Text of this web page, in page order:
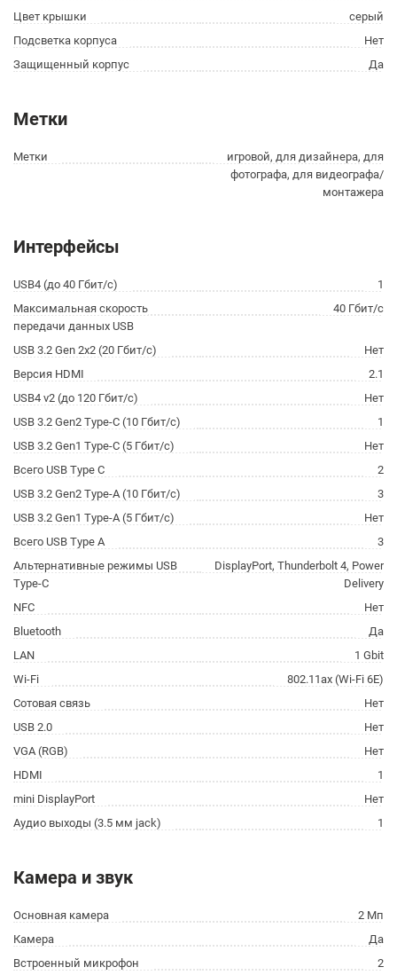
Цвет крышки
серый
Подсветка корпуса
Нет
Защищенный корпус
Да
Метки
Метки
игровой, для дизайнера, для
фотографа, для видеографа/
монтажера
Интерфейсы
USB4 (до 40 Гбит/с)
1
Максимальная скорость
передачи данных USB
40 Гбит/с
USB 3.2 Gen 2x2 (20 Гбит/с)
Нет
Версия HDMI
2.1
USB4 v2 (до 120 Гбит/с)
Нет
USB 3.2 Gen2 Type-C (10 Гбит/с)
1
USB 3.2 Gen1 Type-C (5 Гбит/с)
Нет
Всего USB Type C
2
USB 3.2 Gen2 Type-A (10 Гбит/с)
3
USB 3.2 Gen1 Type-A (5 Гбит/с)
Нет
Всего USB Type A
3
Альтернативные режимы USB
Type-C
DisplayPort, Thunderbolt 4, Power
Delivery
NFC
Нет
Bluetooth
Да
LAN
1 Gbit
Wi-Fi
802.11ax (Wi-Fi 6E)
Сотовая связь
Нет
USB 2.0
Нет
VGA (RGB)
Нет
HDMI
1
mini DisplayPort
Нет
Аудио выходы (3.5 мм jack)
1
Камера и звук
Основная камера
2 Мп
Камера
Да
Встроенный микрофон
2